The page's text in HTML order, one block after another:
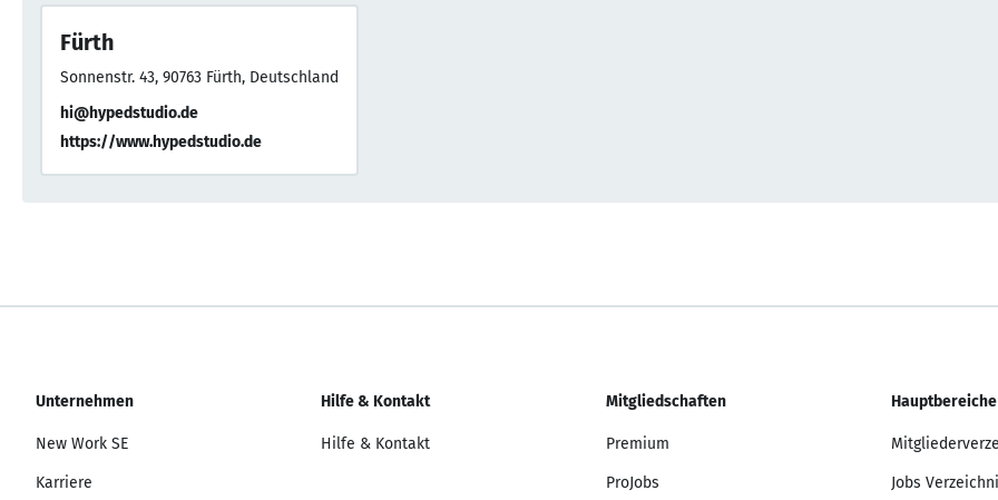
Fürth
Sonnenstr. 43, 90763 Fürth, Deutschland
hi@hypedstudio.de
https://www.hypedstudio.de
Unternehmen
New Work SE
Karriere
Hilfe & Kontakt
Hilfe & Kontakt
Mitgliedschaften
Premium
ProJobs
Hauptbereiche
Jobs